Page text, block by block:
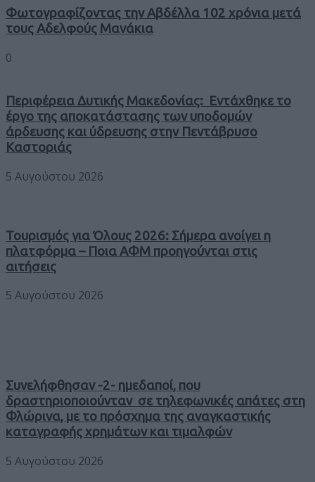
Φωτογραφίζοντας την Αβδέλλα 102 χρόνια μετά
τους Αδελφούς Μανάκια
0
Περιφέρεια Δυτικής Μακεδονίας: Εντάχθηκε το
έργο της αποκατάστασης των υποδομών
άρδευσης και ύδρευσης στην Πεντάβρυσο
Καστοριάς
5 Αυγούστου 2026
Τουρισμός για Όλους 2026: Σήμερα ανοίγει η
πλατφόρμα – Ποια ΑΦΜ προηγούνται στις
αιτήσεις
5 Αυγούστου 2026
Συνελήφθησαν -2- ημεδαποί, που
δραστηριοποιούνταν σε τηλεφωνικές απάτες στη
Φλώρινα, με το πρόσχημα της αναγκαστικής
καταγραφής χρημάτων και τιμαλφών
5 Αυγούστου 2026